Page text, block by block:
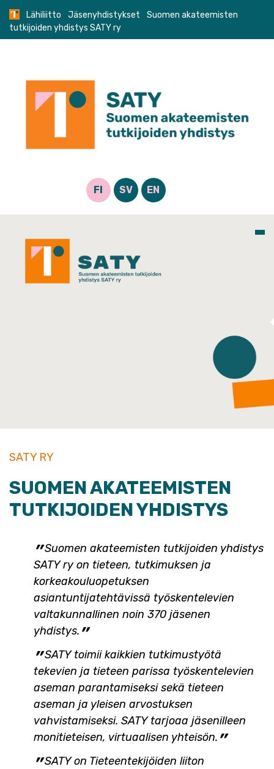
Skip
content
Lähiliitto Jäsenyhdistykset
Suomen akateemisten
tutkijoiden yhdistys SATY ry
FI SV EN
SATY RY
SUOMEN AKATEEMISTEN
TUTKIJOIDEN YHDISTYS
Suomen akateemisten tutkijoiden yhdistys
SATY ry on tieteen, tutkimuksen ja
korkeakouluopetuksen
asiantuntijatehtävissä työskentelevien
valtakunnallinen noin 370 jäsenen
yhdistys.
SATY toimii kaikkien tutkimustyötä
tekevien ja tieteen parissa työskentelevien
aseman parantamiseksi sekä tieteen
aseman ja yleisen arvostuksen
vahvistamiseksi. SATY tarjoaa jäsenilleen
monitieteisen, virtuaalisen yhteisön.
SATY on Tieteentekijöiden liiton